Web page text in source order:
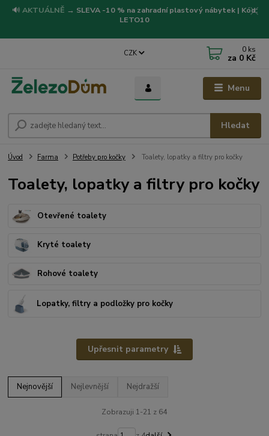
🔊 AKTUÁLNĚ → SLEVA -10 % na zahradní plastový nábytek | Kód:
LETO10
Menu
CZK
Hledat
0 ks
za 0 Kč
Úvod Farma Potřeby pro kočky Toalety, lopatky a filtry pro kočky
Toalety, lopatky a filtry pro kočky
Otevřené toalety
Kryté toalety
Rohové toalety
Lopatky, filtry a podložky pro kočky
Upřesnit parametry
Nejnovější Nejlevnější Nejdražší
Zobrazuji 1-21 z 64